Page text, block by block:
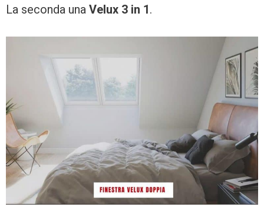
La seconda una Velux 3 in 1.